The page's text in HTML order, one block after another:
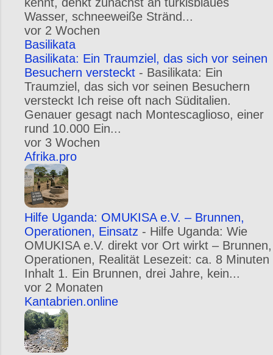
Wasser, schneeweiße Stränd...
vor 2 Wochen
Basilikata
Basilikata: Ein Traumziel, das sich vor seinen
Besuchern versteckt - Basilikata: Ein
Traumziel, das sich vor seinen Besuchern
versteckt Ich reise oft nach Süditalien.
Genauer gesagt nach Montescaglioso, einer
rund 10.000 Ein...
vor 3 Wochen
Afrika.pro
Hilfe Uganda: OMUKISA e.V. – Brunnen,
Operationen, Einsatz - Hilfe Uganda: Wie
OMUKISA e.V. direkt vor Ort wirkt – Brunnen,
Operationen, Realität Lesezeit: ca. 8 Minuten
Inhalt 1. Ein Brunnen, drei Jahre, kein...
vor 2 Monaten
Kantabrien.online